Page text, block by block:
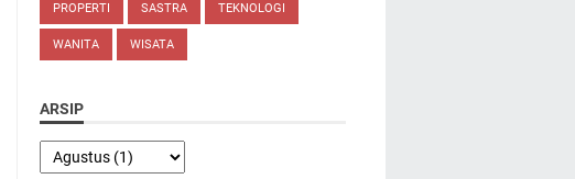
PROPERTI SASTRA TEKNOLOGI
WANITA WISATA
ARSIP